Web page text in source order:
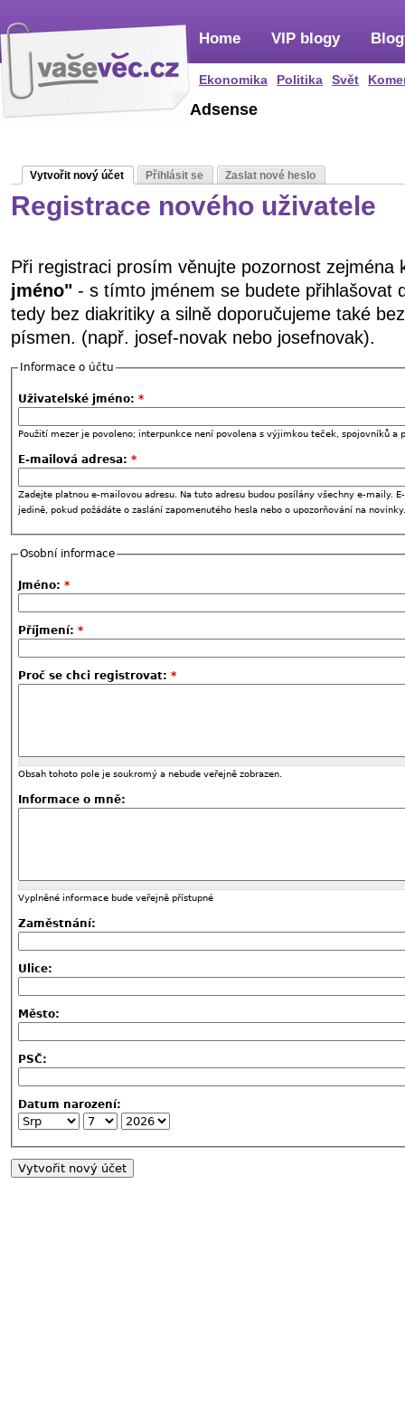
Home
Ekonomika Politika Svět
VIP blogy
Adsense
Vytvořit nový účet Přihlásit se Zaslat nové heslo
Registrace nového uživatele
Při registraci prosím věnujte pozornost zejména
jméno" - s tímto jménem se budete přihlašovat
tedy bez diakritiky a silně doporučujeme také
písmen. (např. josef-novak nebo josefnovak).
Informace o účtu
Uživatelské jméno: *
Použití mezer je povoleno; interpunkce není povolena s výjimkou teček, spojovníků a
E-mailová adresa: *
Zadejte platnou e-mailovou adresu. Na tuto adresu budou posílány všechny e-maily.
jedině, pokud požádáte o zaslání zapomenutého hesla nebo o upozorňování na novinky.
Osobní informace
Jméno: *
Příjmení: *
Proč se chci registrovat: *
Obsah tohoto pole je soukromý a nebude veřejně zobrazen.
Informace o mně:
Vyplněné informace bude veřejně přístupné
Zaměstnání:
Ulice:
Město:
PSČ:
Datum narození: